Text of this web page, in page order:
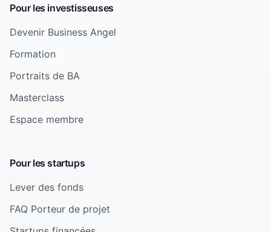
Pour les investisseuses
Devenir Business Angel
Formation
Portraits de BA
Masterclass
Espace membre
Pour les startups
Lever des fonds
FAQ Porteur de projet